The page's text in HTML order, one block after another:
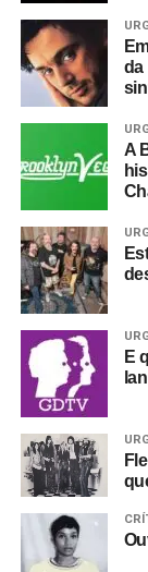
da
A
E